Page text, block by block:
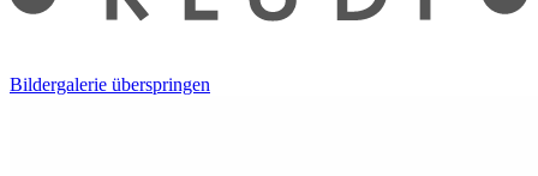
Bildergalerie überspringen